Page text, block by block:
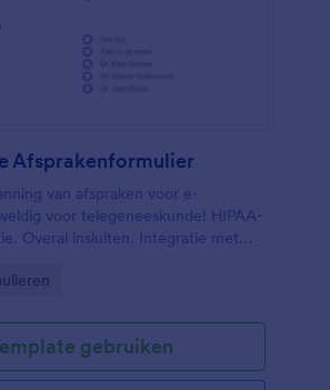
Afsprakenformulier
van afspraken voor e-
voor telegeneeskunde! HIPAA-
Overal insluiten. Integratie met
gebruiken